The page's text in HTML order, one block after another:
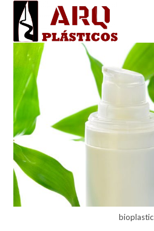
bioplastic